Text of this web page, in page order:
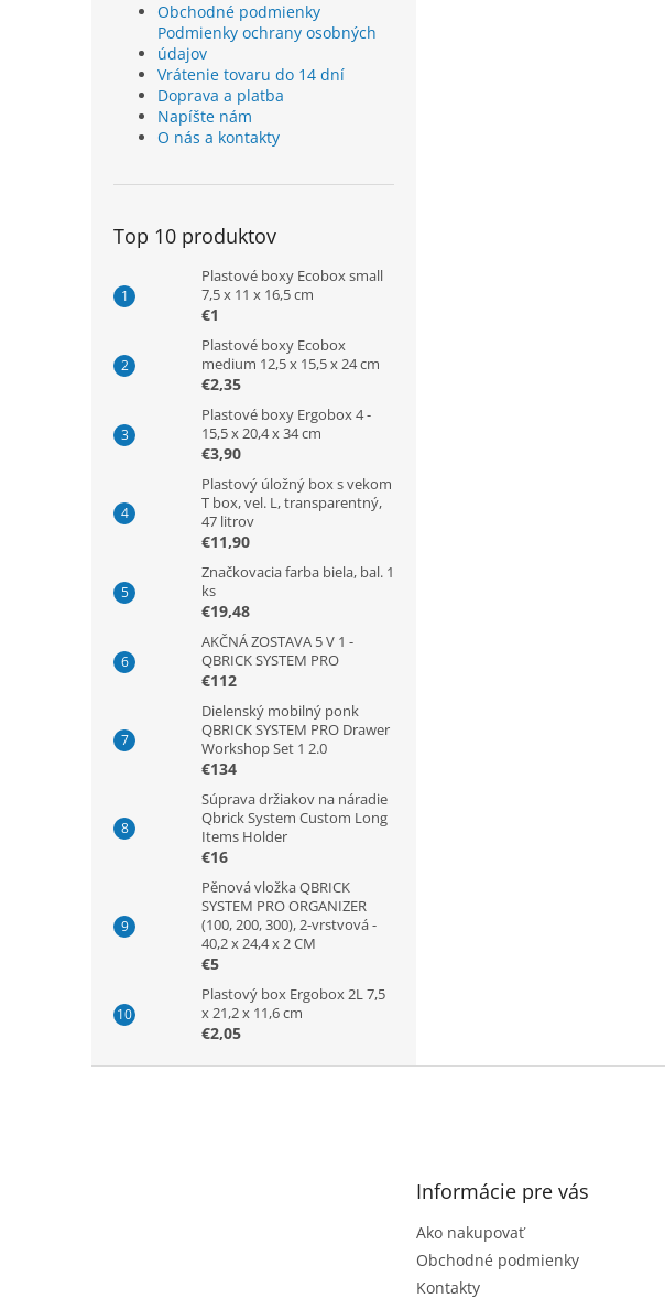
Obchodné podmienky
Podmienky ochrany osobných
údajov
Vrátenie tovaru do 14 dní
Doprava a platba
Napíšte nám
O nás a kontakty
Top 10 produktov
Plastové boxy Ecobox small
7,5 x 11 x 16,5 cm
€1
Plastové boxy Ecobox
medium 12,5 x 15,5 x 24 cm
€2,35
Plastové boxy Ergobox 4 -
15,5 x 20,4 x 34 cm
€3,90
Plastový úložný box s vekom
T box, vel. L, transparentný,
47 litrov
€11,90
Značkovacia farba biela, bal. 1
ks
€19,48
AKČNÁ ZOSTAVA 5 V 1 -
QBRICK SYSTEM PRO
€112
Dielenský mobilný ponk
QBRICK SYSTEM PRO Drawer
Workshop Set 1 2.0
€134
Súprava držiakov na náradie
Qbrick System Custom Long
Items Holder
€16
Pěnová vložka QBRICK
SYSTEM PRO ORGANIZER
(100, 200, 300), 2-vrstvová -
40,2 x 24,4 x 2 CM
€5
Plastový box Ergobox 2L 7,5
x 21,2 x 11,6 cm
€2,05
Informácie pre vás
Ako nakupovať
Obchodné podmienky
Kontakty